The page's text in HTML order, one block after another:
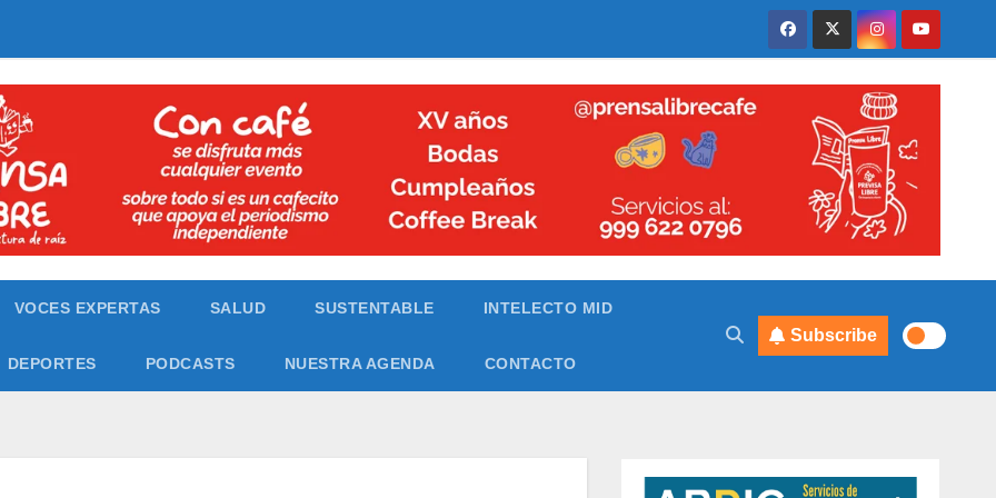
VOCES EXPERTAS SALUD SUSTENTABLE INTELECTO MID
DEPORTES PODCASTS NUESTRA AGENDA CONTACTO
Subscribe